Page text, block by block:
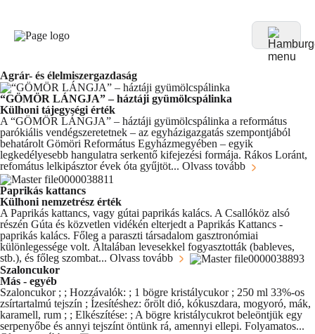
Agrár- és élelmiszergazdaság
“GÖMÖR LÁNGJA” – háztáji gyümölcspálinka
Külhoni tájegységi érték
A “GÖMÖR LÁNGJA” – háztáji gyümölcspálinka a református
parókiális vendégszeretetnek – az egyházigazgatás szempontjából
behatárolt Gömöri Református Egyházmegyében – egyik
legkedélyesebb hangulatra serkentő kifejezési formája. Rákos Loránt,
refomátus lelkipásztor évek óta gyűjtöt... Olvass tovább
Paprikás kattancs
Külhoni nemzetrész érték
A Paprikás kattancs, vagy gútai paprikás kalács. A Csallóköz alsó
részén Gúta és közvetlen vidékén elterjedt a Paprikás Kattancs -
paprikás kalács. Főleg a paraszti társadalom gasztronómiai
különlegessége volt. Általában levesekkel fogyasztották (bableves,
stb.), és főleg szombat... Olvass tovább
Szaloncukor
Más - egyéb
Szaloncukor ; ; Hozzávalók: ; 1 bögre kristálycukor ; 250 ml 33%-os
zsírtartalmú tejszín ; Ízesítéshez: őrölt dió, kókuszdara, mogyoró, mák,
karamell, rum ; ; Elkészítése: ; A bögre kristálycukrot beleöntjük egy
serpenyőbe és annyi tejszínt öntünk rá, amennyi ellepi. Folyamatos...